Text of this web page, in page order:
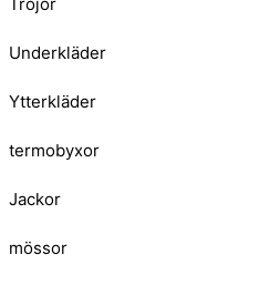
Underkläder
Ytterkläder
termobyxor
Jackor
mössor